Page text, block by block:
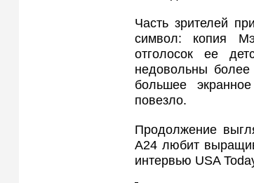
Часть зрителей
символ: копия
отголосок ее
недовольны
большее
повезло.
Продолжение
A24 любит
интервью USA